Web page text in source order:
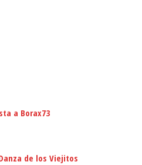
a Borax73
de los Viejitos